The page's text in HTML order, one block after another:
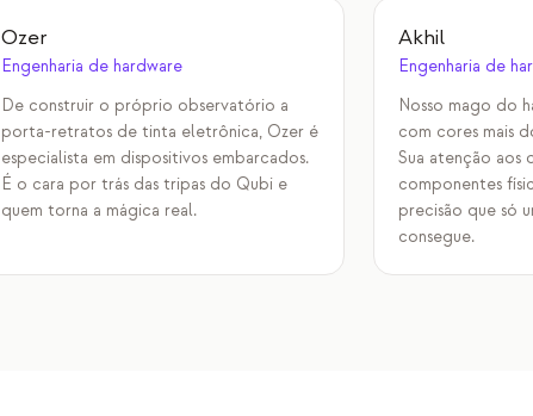
Ozer
Engenharia de hardware
De construir o próprio observatório a
porta-retratos de tinta eletrônica, Ozer é
especialista em dispositivos embarcados.
É o cara por trás das tripas do Qubi e
quem torna a mágica real.
Akhil
Engenharia de
Nosso mago do
com cores mais
Sua atenção aos
componentes
precisão que só
consegue.